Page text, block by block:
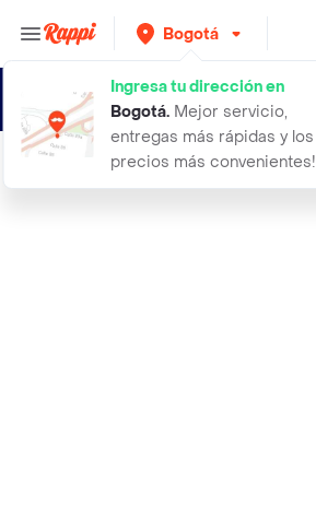
Bogotá
Ingresa tu dirección en
Bogotá. Mejor servicio,
entregas más rápidas y los
precios más convenientes!
abrigo arizona camel talla m hombre